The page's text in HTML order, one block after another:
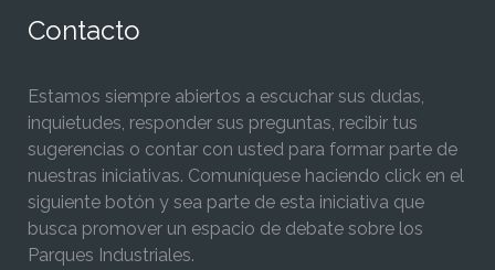
Contacto
Estamos siempre abiertos a escuchar sus dudas,
inquietudes, responder sus preguntas, recibir tus
sugerencias o contar con usted para formar parte de
nuestras iniciativas. Comuníquese haciendo click en el
siguiente botón y sea parte de esta iniciativa que
busca promover un espacio de debate sobre los
Parques Industriales.